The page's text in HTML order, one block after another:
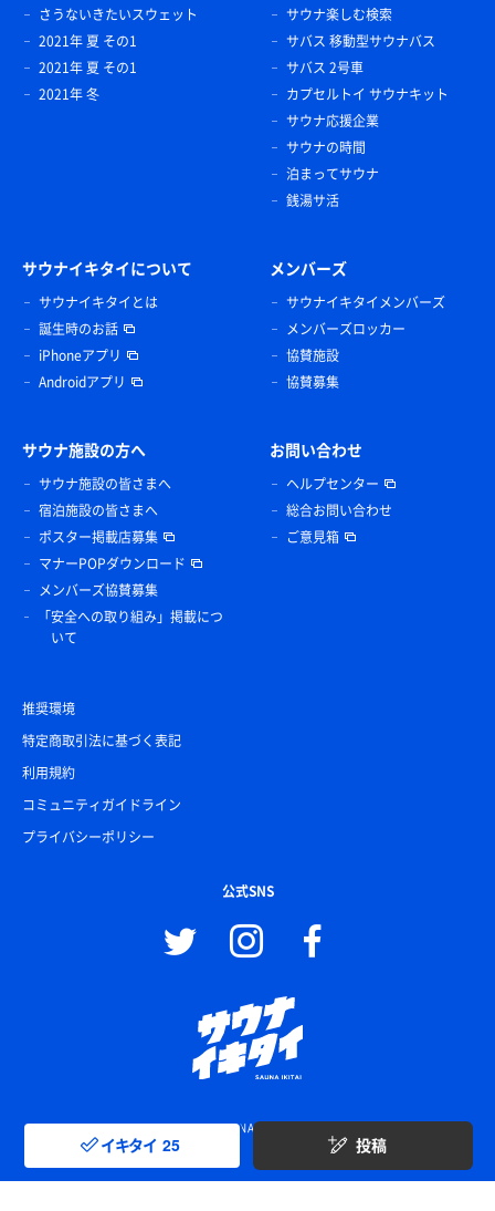
イキタイ 25 投稿
さうないきたいスウェット
2021年 夏 その1
2021年 夏 その1
2021年 冬
サウナ楽しむ検索
サバス 移動型サウナバス
サバス 2号車
カプセルトイ サウナキット
サウナ応援企業
サウナの時間
泊まってサウナ
銭湯サ活
サウナイキタイについて
サウナイキタイとは
誕生時のお話
iPhoneアプリ
Androidアプリ
メンバーズ
サウナイキタイメンバーズ
メンバーズロッカー
協賛施設
協賛募集
サウナ施設の方へ
サウナ施設の皆さまへ
宿泊施設の皆さまへ
ポスター掲載店募集
マナーPOPダウンロード
メンバーズ協賛募集
「安全への取り組み」掲載につ
いて
お問い合わせ
ヘルプセンター
総合お問い合わせ
ご意見箱
推奨環境
特定商取引法に基づく表記
利用規約
コミュニティガイドライン
プライバシーポリシー
公式SNS
© SAUNA IKITAI